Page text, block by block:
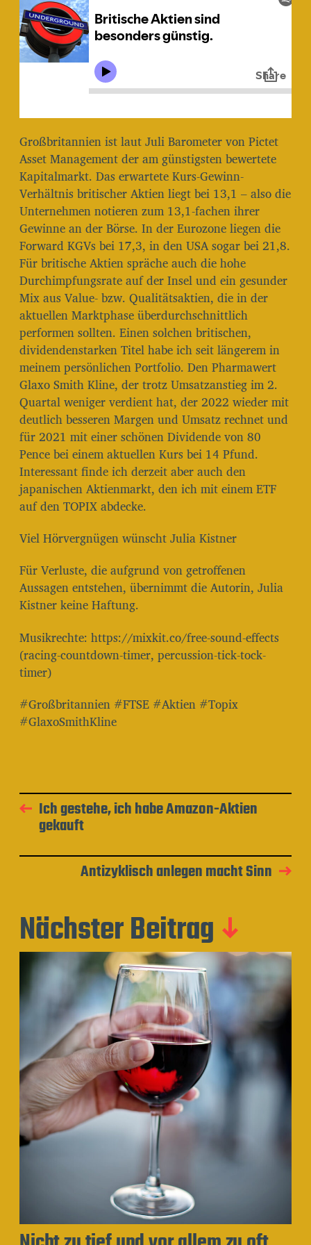
r
a
g
s
d
m
Großbritannien ist laut Juli Barometer von Pictet
Asset Management der am günstigsten bewertete
Kapitalmarkt. Das erwartete Kurs-Gewinn-
Verhältnis britischer Aktien liegt bei 13,1 – also die
Unternehmen notieren zum 13,1-fachen ihrer
Gewinne an der Börse. In der Eurozone liegen die
Forward KGVs bei 17,3, in den USA sogar bei 21,8.
Für britische Aktien spräche auch die hohe
Durchimpfungsrate auf der Insel und ein gesunder
Mix aus Value- bzw. Qualitätsaktien, die in der
aktuellen Marktphase überdurchschnittlich
performen sollten. Einen solchen britischen,
dividendenstarken Titel habe ich seit längerem in
meinem persönlichen Portfolio. Den Pharmawert
Glaxo Smith Kline, der trotz Umsatzanstieg im 2.
Quartal weniger verdient hat, der 2022 wieder mit
deutlich besseren Margen und Umsatz rechnet und
für 2021 mit einer schönen Dividende von 80
Pence bei einem aktuellen Kurs bei 14 Pfund.
Interessant finde ich derzeit aber auch den
japanischen Aktienmarkt, den ich mit einem ETF
auf den TOPIX abdecke.
Viel Hörvergnügen wünscht Julia Kistner
Für Verluste, die aufgrund von getroffenen
Aussagen entstehen, übernimmt die Autorin, Julia
Kistner keine Haftung.
Musikrechte: https://mixkit.co/free-sound-effects
(racing-countdown-timer, percussion-tick-tock-
timer)
#Großbritannien #FTSE #Aktien #Topix
#GlaxoSmithKline
Ich gestehe, ich habe Amazon-Aktien
gekauft
Antizyklisch anlegen macht Sinn
Nächster Beitrag